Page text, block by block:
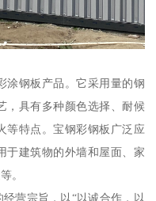
涂钢板产品。它采用量的钢
，具有多种颜色选择、耐候
等特点。宝钢彩钢板广泛应
于建筑物的外墙和屋面、家
。
营宗旨，以“以诚合作，以